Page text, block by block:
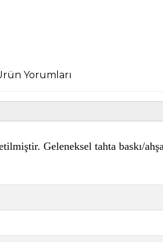
Yorumları
Geleneksel tahta baskı/